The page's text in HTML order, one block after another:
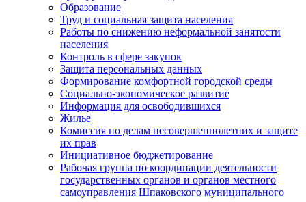
Образование
Труд и социальная защита населения
Работы по снижению неформальной занятости
населения
Контроль в сфере закупок
Защита персональных данных
Формирование комфортной городской среды
Социально-экономическое развитие
Информация для освободившихся
Жилье
Комиссия по делам несовершеннолетних и защите
их прав
Инициативное бюджетирование
Рабочая группа по координации деятельности
государственных органов и органов местного
самоуправления Шпаковского муниципального